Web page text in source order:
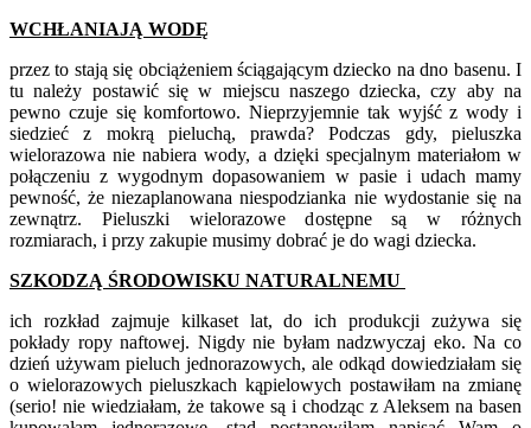
WCHŁANIAJĄ WODĘ
przez to stają się obciążeniem ściągającym dziecko na dno basenu. I
tu należy postawić się w miejscu naszego dziecka, czy aby na
pewno czuje się komfortowo. Nieprzyjemnie tak wyjść z wody i
siedzieć z mokrą pieluchą, prawda? Podczas gdy, pieluszka
wielorazowa nie nabiera wody, a dzięki specjalnym materiałom w
połączeniu z wygodnym dopasowaniem w pasie i udach mamy
pewność, że niezaplanowana niespodzianka nie wydostanie się na
zewnątrz. Pieluszki wielorazowe dostępne są w różnych
rozmiarach, i przy zakupie musimy dobrać je do wagi dziecka.
SZKODZĄ ŚRODOWISKU NATURALNEMU
ich rozkład zajmuje kilkaset lat, do ich produkcji zużywa się
pokłady ropy naftowej. Nigdy nie byłam nadzwyczaj eko. Na co
dzień używam pieluch jednorazowych, ale odkąd dowiedziałam się
o wielorazowych pieluszkach kąpielowych postawiłam na zmianę
(serio! nie wiedziałam, że takowe są i chodząc z Aleksem na basen